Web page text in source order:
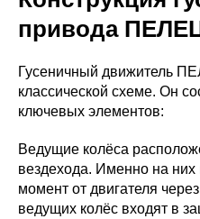
привода
Гусеничный движитель
классической схеме. Он
ключевых элементов:
Ведущие колёса
вездехода. Именно на них
момент от двигателя
ведущих колёс входят в